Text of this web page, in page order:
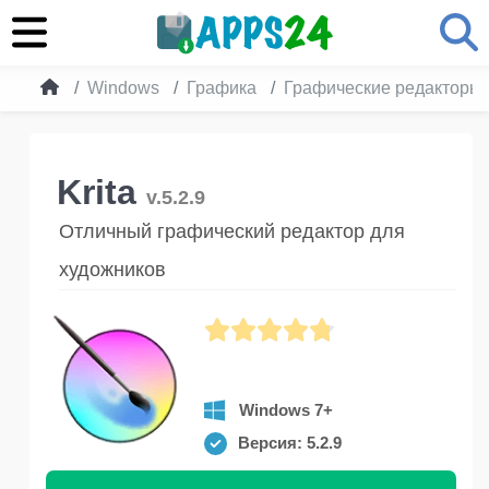
Windows Графика Графические редакторы
Krita v.5.2.9
Отличный графический редактор для
художников
Windows 7+
Версия: 5.2.9